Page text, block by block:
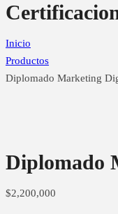
Inicio
Productos
Diplomado Marketing
Diplomado
$2,200,000